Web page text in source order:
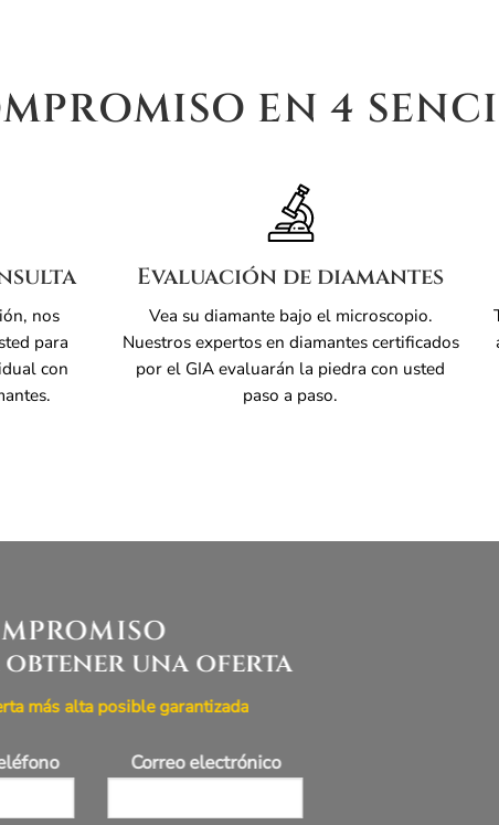
EN 4
nos
para
con
Evaluación de diamantes
Vea su diamante bajo el microscopio.
Nuestros expertos en diamantes certificados
por el GIA evaluarán la piedra con usted
paso a paso.
obtener una oferta
más alta posible garantizada
Correo electrónico